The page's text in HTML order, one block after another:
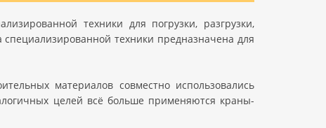
техники для погрузки, разгрузки,
техники предназначена для
материалов совместно использовались
целей всё больше применяются краны-